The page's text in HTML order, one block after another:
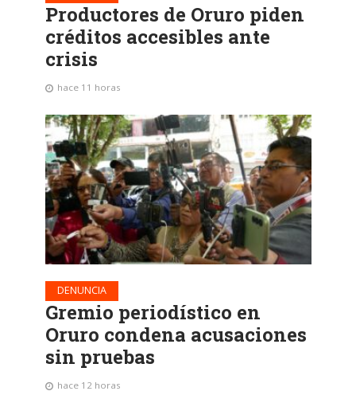
Productores de Oruro piden
créditos accesibles ante
crisis
hace 11 horas
DENUNCIA
Gremio periodístico en
Oruro condena acusaciones
sin pruebas
hace 12 horas